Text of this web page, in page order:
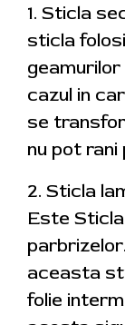
1. Sticla
sticla
cazul in
se
nu pot rani
2. Sticla
Este
aceasta
folie